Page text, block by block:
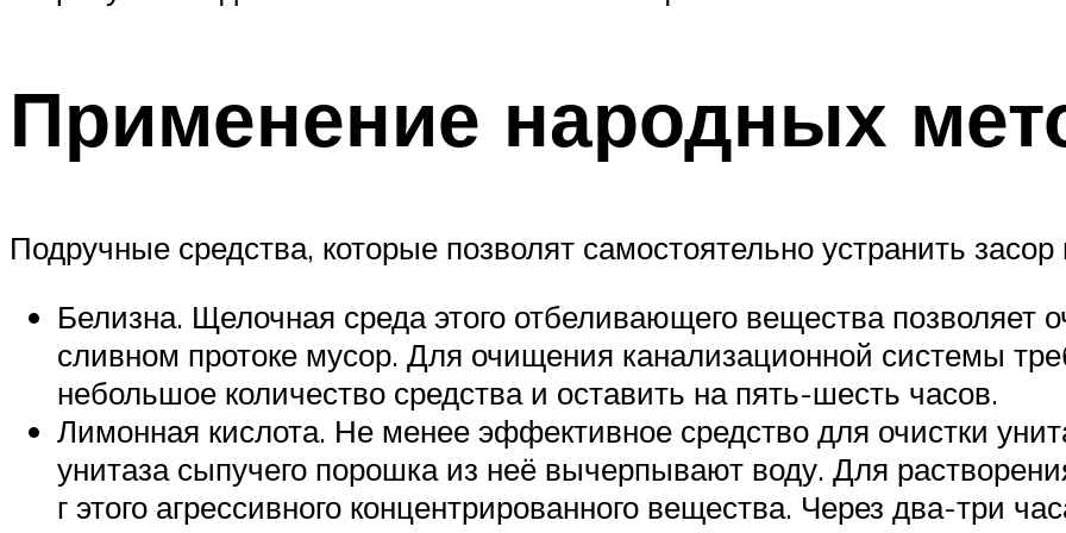
Применение народных
Подручные средства, которые позволят самостоятельно устранить засор
Белизна. Щелочная среда этого отбеливающего вещества позволяет
сливном протоке мусор. Для очищения канализационной системы
небольшое количество средства и оставить на пять-шесть часов.
Лимонная кислота. Не менее эффективное средство для очистки
унитаза сыпучего порошка из неё вычерпывают воду. Для
г этого агрессивного концентрированного вещества. Через два-три